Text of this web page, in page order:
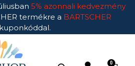
5% azonnali kedvezmény
termékre a BARTSCHER
kuponkóddal.
0